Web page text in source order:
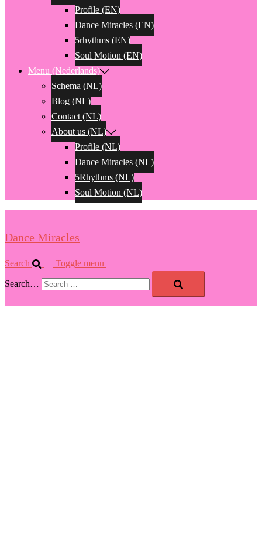
Profile (EN)
Dance Miracles (EN)
5rhythms (EN)
Soul Motion (EN)
Menu (Nederlands)
Schema (NL)
Blog (NL)
Contact (NL)
About us (NL)
Profile (NL)
Dance Miracles (NL)
5Rhythms (NL)
Soul Motion (NL)
Dance Miracles
Search Toggle menu
Search…